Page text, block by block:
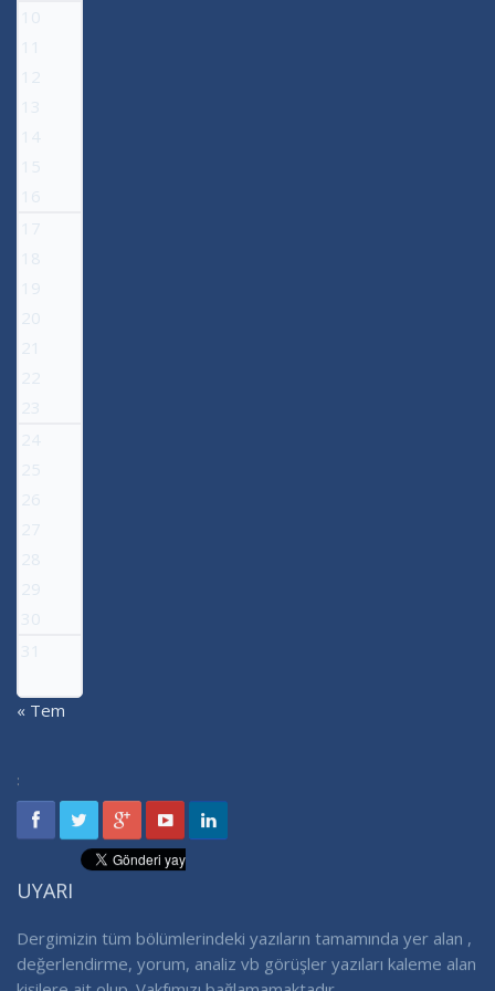
10
11
12
13
14
15
16
17
18
19
20
21
22
23
24
25
26
27
28
29
30
31
« Tem
:
UYARI
Dergimizin tüm bölümlerindeki yazıların tamamında yer alan ,
değerlendirme, yorum, analiz vb görüşler yazıları kaleme alan